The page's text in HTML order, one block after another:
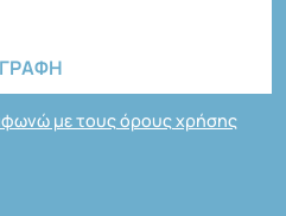
με τους όρους χρήσης